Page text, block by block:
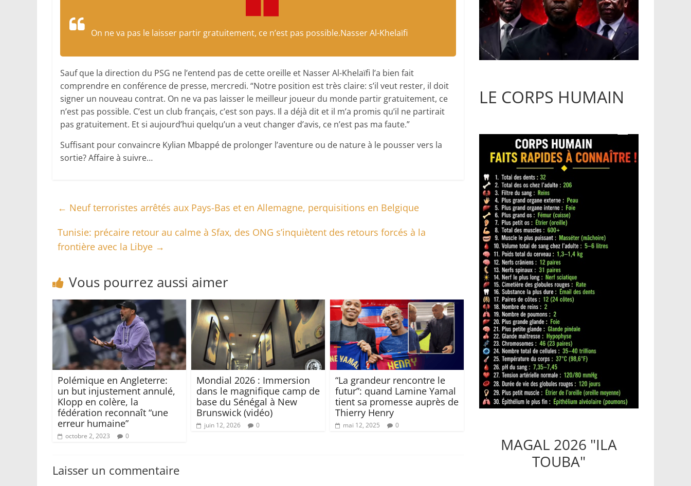
On ne va pas le laisser partir gratuite­ment, ce n’est pas possible.Nasser Al-Khelaïfi
Sauf que la direction du PSG ne l’entend pas de cette oreille et Nasser Al-Khelaïfi l’a bien fait
comprendre en conférence de presse, mercredi. “Notre position est très claire: s’il veut rester, il doit
signer un nouveau contrat. On ne va pas laisser le meilleur joueur du monde partir gratuitement, ce
n’est pas possible. C’est un club français, c’est son pays. Il a déjà dit et il m’a promis qu’il ne partirait
pas gratuitement. Et si aujourd’hui quelqu’un a veut changer d’avis, ce n’est pas ma faute.”
Suffisant pour convaincre Kylian Mbappé de prolonger l’aventure ou de nature à le pousser vers la
sortie? Affaire à suivre…
← Neuf terroristes arrêtés aux Pays-Bas et en Allemagne, perquisitions en Belgique
Tunisie: précaire retour au calme à Sfax, des ONG s’inquiètent des retours forcés à la
frontière avec la Libye →
Vous pourrez aussi aimer
Polémique en Angleterre:
un but injustement annulé,
Klopp en colère, la
fédération reconnaît “une
erreur humaine”
octobre 2, 2023 0
Mondial 2026 : Immersion
dans le magnifique camp de
base du Sénégal à New
Brunswick (vidéo)
juin 12, 2026 0
“La grandeur rencontre le
futur”: quand Lamine Yamal
tient sa promesse auprès de
Thierry Henry
mai 12, 2025 0
Laisser un commentaire
LE CORPS HUMAIN
MAGAL 2026 "ILA
TOUBA"